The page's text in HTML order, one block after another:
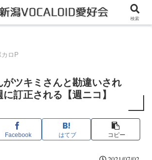
ー募集中！一緒に活動しませんか？
カロP
がツキミさんと勘違いされ
訂正される【週ニコ】
Facebook はてブ コピー
検索